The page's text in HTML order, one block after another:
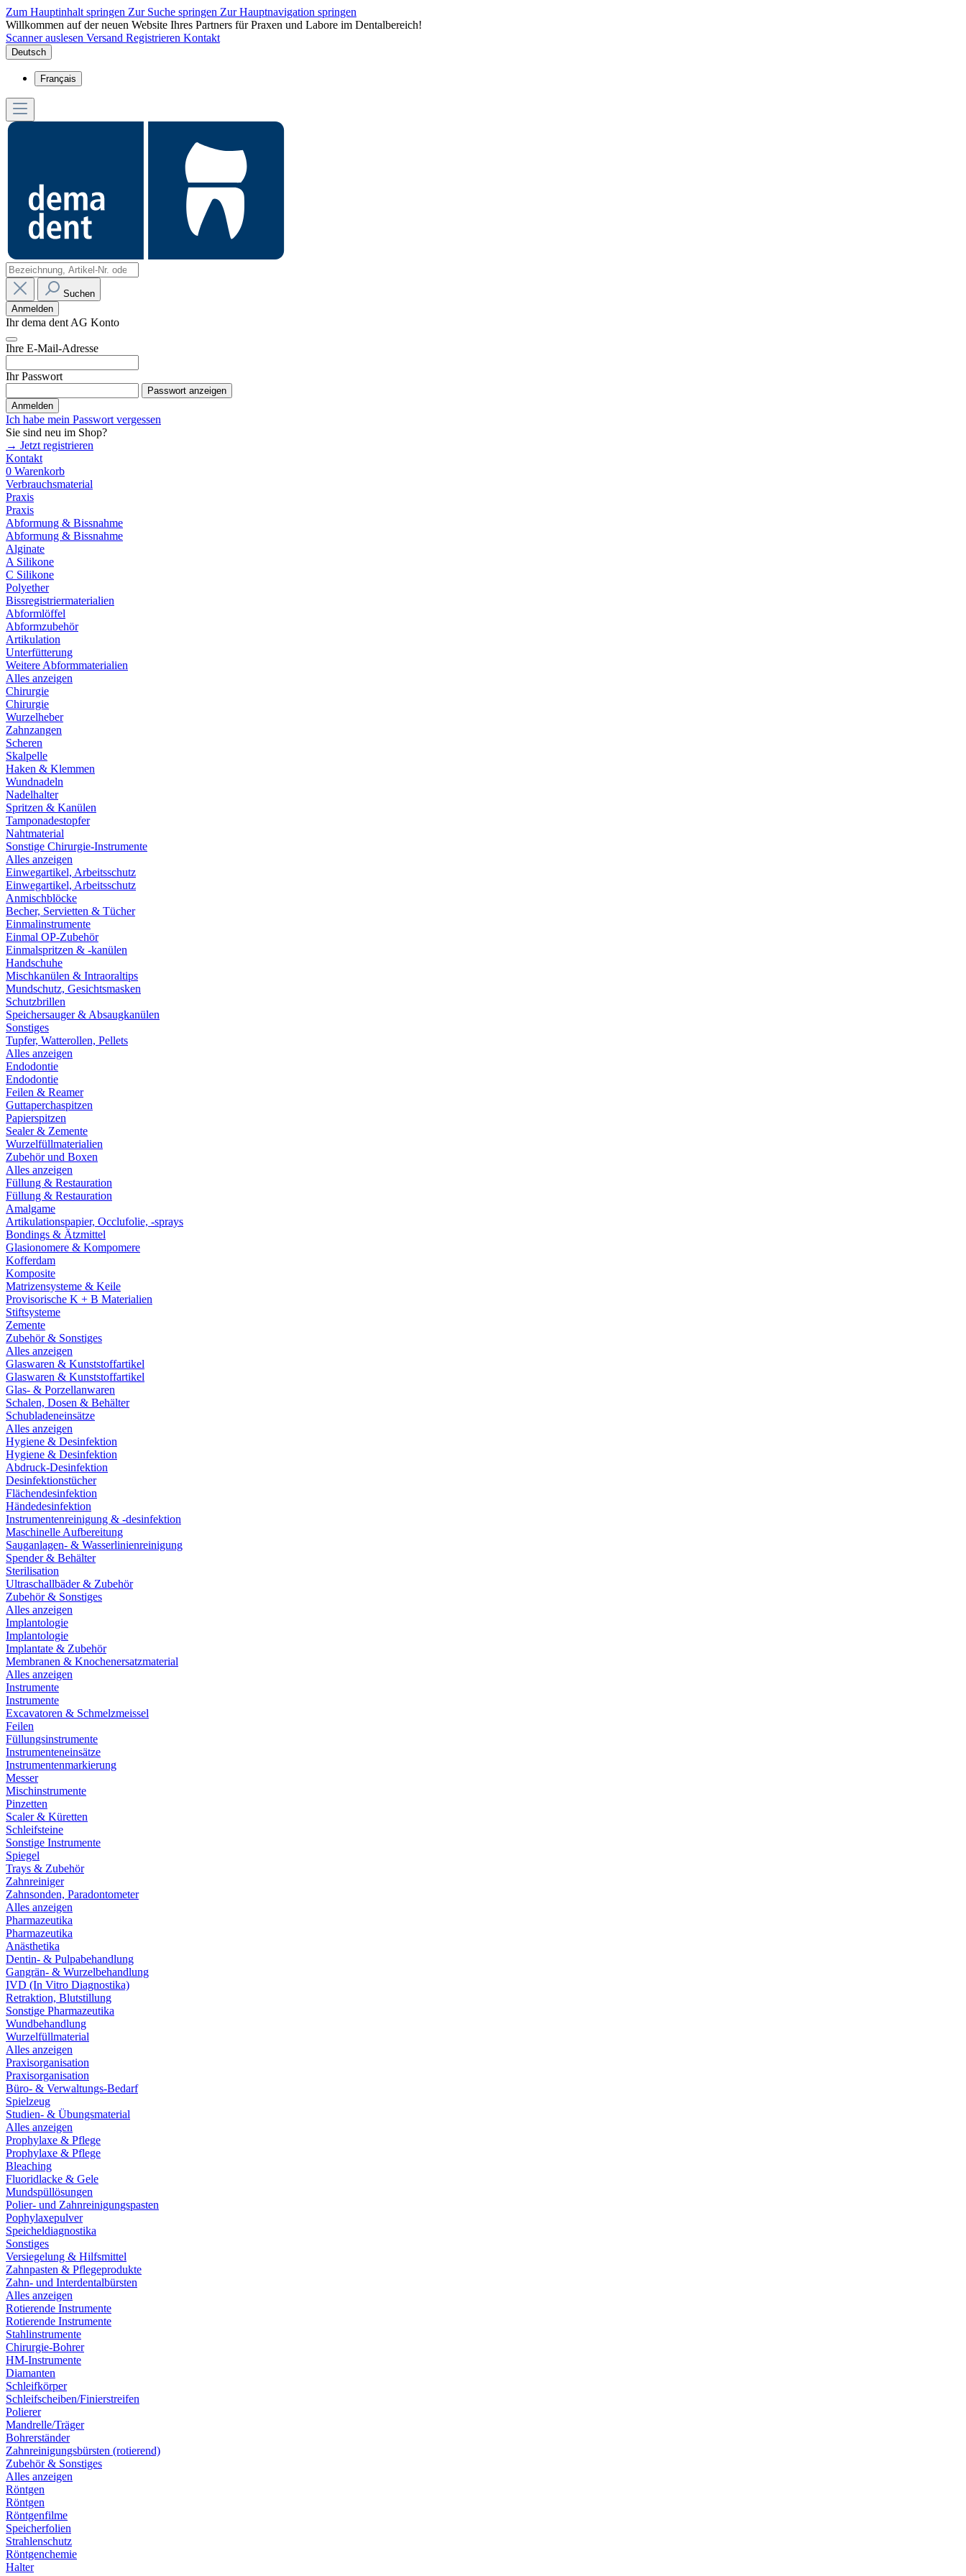
Zum Hauptinhalt springen Zur Suche springen Zur Hauptnavigation springen
Willkommen auf der neuen Website Ihres Partners für Praxen und Labore im Dentalbereich!
Scanner auslesen Versand Registrieren Kontakt
Deutsch
Français
Suchen
Anmelden
Ihr dema dent AG Konto
Ihre E-Mail-Adresse
Ihr Passwort
Passwort anzeigen
Anmelden
Ich habe mein Passwort vergessen
Sie sind neu im Shop?
→ Jetzt registrieren
Kontakt
0 Warenkorb
Verbrauchsmaterial
Praxis
Praxis
Abformung & Bissnahme
Abformung & Bissnahme
Alginate
A Silikone
C Silikone
Polyether
Bissregistriermaterialien
Abformlöffel
Abformzubehör
Artikulation
Unterfütterung
Weitere Abformmaterialien
Alles anzeigen
Chirurgie
Chirurgie
Wurzelheber
Zahnzangen
Scheren
Skalpelle
Haken & Klemmen
Wundnadeln
Nadelhalter
Spritzen & Kanülen
Tamponadestopfer
Nahtmaterial
Sonstige Chirurgie-Instrumente
Alles anzeigen
Einwegartikel, Arbeitsschutz
Einwegartikel, Arbeitsschutz
Anmischblöcke
Becher, Servietten & Tücher
Einmalinstrumente
Einmal OP-Zubehör
Einmalspritzen & -kanülen
Handschuhe
Mischkanülen & Intraoraltips
Mundschutz, Gesichtsmasken
Schutzbrillen
Speichersauger & Absaugkanülen
Sonstiges
Tupfer, Watterollen, Pellets
Alles anzeigen
Endodontie
Endodontie
Feilen & Reamer
Guttaperchaspitzen
Papierspitzen
Sealer & Zemente
Wurzelfüllmaterialien
Zubehör und Boxen
Alles anzeigen
Füllung & Restauration
Füllung & Restauration
Amalgame
Artikulationspapier, Occlufolie, -sprays
Bondings & Ätzmittel
Glasionomere & Kompomere
Kofferdam
Komposite
Matrizensysteme & Keile
Provisorische K + B Materialien
Stiftsysteme
Zemente
Zubehör & Sonstiges
Alles anzeigen
Glaswaren & Kunststoffartikel
Glaswaren & Kunststoffartikel
Glas- & Porzellanwaren
Schalen, Dosen & Behälter
Schubladeneinsätze
Alles anzeigen
Hygiene & Desinfektion
Hygiene & Desinfektion
Abdruck-Desinfektion
Desinfektionstücher
Flächendesinfektion
Händedesinfektion
Instrumentenreinigung & -desinfektion
Maschinelle Aufbereitung
Sauganlagen- & Wasserlinienreinigung
Spender & Behälter
Sterilisation
Ultraschallbäder & Zubehör
Zubehör & Sonstiges
Alles anzeigen
Implantologie
Implantologie
Implantate & Zubehör
Membranen & Knochenersatzmaterial
Alles anzeigen
Instrumente
Instrumente
Excavatoren & Schmelzmeissel
Feilen
Füllungsinstrumente
Instrumenteneinsätze
Instrumentenmarkierung
Messer
Mischinstrumente
Pinzetten
Scaler & Küretten
Schleifsteine
Sonstige Instrumente
Spiegel
Trays & Zubehör
Zahnreiniger
Zahnsonden, Paradontometer
Alles anzeigen
Pharmazeutika
Pharmazeutika
Anästhetika
Dentin- & Pulpabehandlung
Gangrän- & Wurzelbehandlung
IVD (In Vitro Diagnostika)
Retraktion, Blutstillung
Sonstige Pharmazeutika
Wundbehandlung
Wurzelfüllmaterial
Alles anzeigen
Praxisorganisation
Praxisorganisation
Büro- & Verwaltungs-Bedarf
Spielzeug
Studien- & Übungsmaterial
Alles anzeigen
Prophylaxe & Pflege
Prophylaxe & Pflege
Bleaching
Fluoridlacke & Gele
Mundspüllösungen
Polier- und Zahnreinigungspasten
Pophylaxepulver
Speicheldiagnostika
Sonstiges
Versiegelung & Hilfsmittel
Zahnpasten & Pflegeprodukte
Zahn- und Interdentalbürsten
Alles anzeigen
Rotierende Instrumente
Rotierende Instrumente
Stahlinstrumente
Chirurgie-Bohrer
HM-Instrumente
Diamanten
Schleifkörper
Schleifscheiben/Finierstreifen
Polierer
Mandrelle/Träger
Bohrerständer
Zahnreinigungsbürsten (rotierend)
Zubehör & Sonstiges
Alles anzeigen
Röntgen
Röntgen
Röntgenfilme
Speicherfolien
Strahlenschutz
Röntgenchemie
Halter